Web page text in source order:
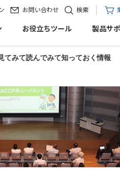
お問い合わせ 検索
お役立ちツール 製品サ
てみて読んでみて知っておく情報